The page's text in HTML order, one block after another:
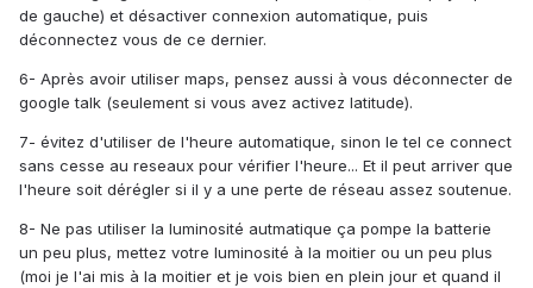
de gauche) et désactiver connexion automatique, puis
déconnectez vous de ce dernier.
6- Après avoir utiliser maps, pensez aussi à vous déconnecter de
google talk (seulement si vous avez activez latitude).
7- évitez d'utiliser de l'heure automatique, sinon le tel ce connect
sans cesse au reseaux pour vérifier l'heure... Et il peut arriver que
l'heure soit dérégler si il y a une perte de réseau assez soutenue.
8- Ne pas utiliser la luminosité autmatique ça pompe la batterie
un peu plus, mettez votre luminosité à la moitier ou un peu plus
(moi je l'ai mis à la moitier et je vois bien en plein jour et quand il